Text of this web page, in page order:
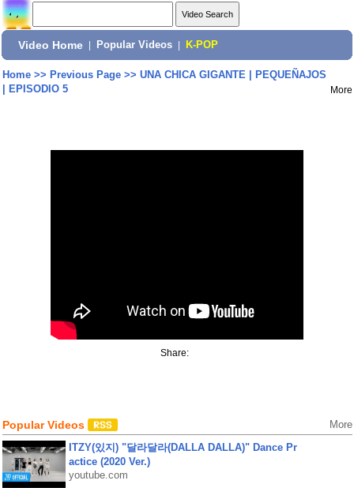
Video Home Popular Videos K-POP
Home>> Previous Page>> UNA CHICA GIGANTE | PEQUEÑAJOS
| EPISODIO 5
More
Share:
Popular Videos More
ITZY(있지) "달라달라(DALLA DALLA)" Dance Pr
actice (2020 Ver.)
youtube.com